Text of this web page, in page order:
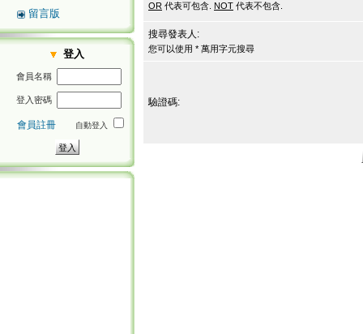
留言版
登入
會員名稱
登入密碼
會員註冊 自動登入
OR 代表可包含. NOT 代表不包含.
搜尋發表人:
您可以使用 * 萬用字元搜尋
驗證碼: